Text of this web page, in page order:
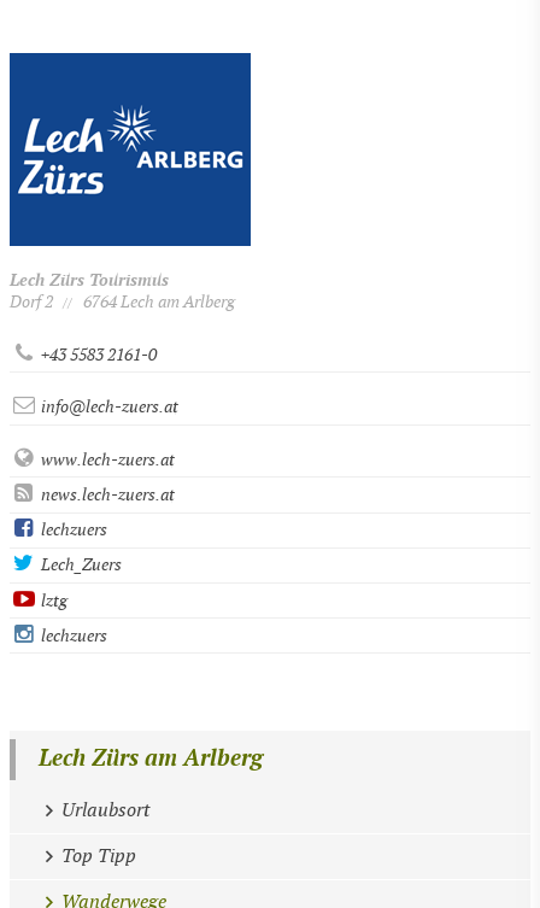
Lech Zürs Tourismus
Dorf 2
// 6764 Lech am Arlberg
+43 5583 2161-0
info@lech-zuers.at
www.lech-zuers.at
news.lech-zuers.at
lechzuers
Lech_Zuers
lztg
lechzuers
Lech Zürs am Arlberg
Urlaubsort
Top Tipp
Wanderwege